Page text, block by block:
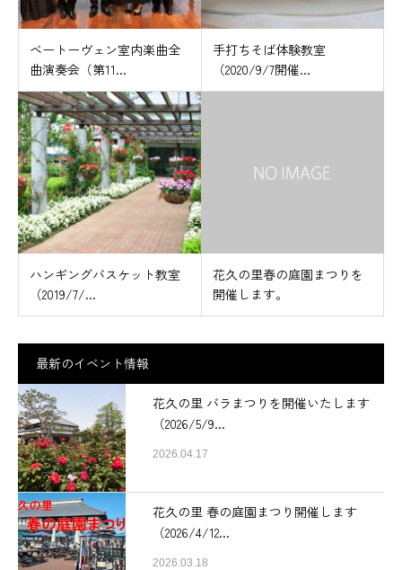
ベートーヴェン室内楽曲全
曲演奏会（第11...
手打ちそば体験教室
（2020/9/7開催...
ハンギングバスケット教室
（2019/7/...
花久の里春の庭園まつりを
開催します。
最新のイベント情報
花久の里 バラまつりを開催いたします
（2026/5/9...
2026.04.17
花久の里 春の庭園まつり開催します
（2026/4/12...
2026.03.18